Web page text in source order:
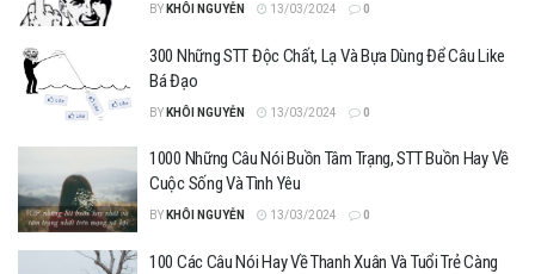
BY KHÔI NGUYỄN 13/03/2024 0
300 Những STT Độc Chất, Lạ Và Bựa Dùng Để Câu Like
Bá Đạo
BY KHÔI NGUYỄN 13/03/2024 0
1000 Những Câu Nói Buồn Tâm Trạng, STT Buồn Hay Về
Cuộc Sống Và Tình Yêu
BY KHÔI NGUYỄN 13/03/2024 0
100 Các Câu Nói Hay Về Thanh Xuân Và Tuổi Trẻ Càng